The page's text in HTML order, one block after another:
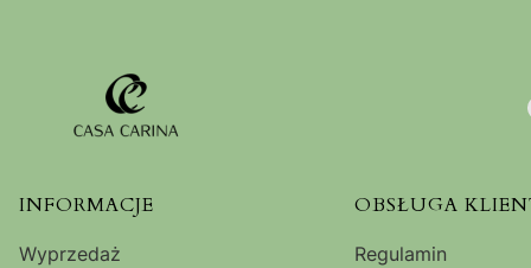
Linki w stopce
INFORMACJE
Wyprzedaż
OBSŁUGA
Regulamin